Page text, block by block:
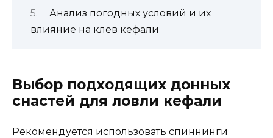
Анализ погодных условий и их
влияние на клев кефали
Выбор подходящих донных
снастей для ловли кефали
Рекомендуется использовать спиннинги